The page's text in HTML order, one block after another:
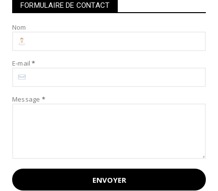
FORMULAIRE DE CONTACT
Nom
E-mail*
Message *